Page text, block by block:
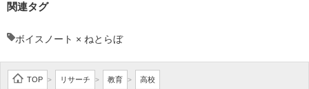
関連タグ
ボイスノート × ねとらぼ
TOP > リサーチ > 教育 > 高校